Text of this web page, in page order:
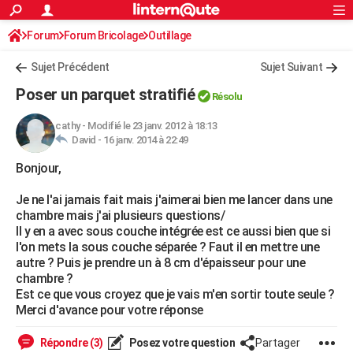
ACTUALITÉS
Politique
Société
Faits Divers
Education
Monde
Villes
+
FINANCE
Retraite
Impôts
Epargne
Immobilier
Risques naturels par ville
Banque
Assurance
Crédit
AUTO
Essais
Réserver un essai
Citadines
Berlines
SUV
Forum auto
+HIGH-TECH
Mobiles
Meilleur smartphone
Internet
Ordinateurs
Jeux vidéo
Guide high-tech
+BRICOLAGE
Forum
Aménagement intérieur
Extérieur
Cuisine
Salle de bains
Jardinage
Rangement
WEEK-END
Guides de France
Escapades
Patrimoine
Expositions
Musées
Week-end nature
LIFESTYLE
Art de vivre
Bien-être
Loisirs
ModeModes de vie
SANTE
Alimentation
Guide de la santé
Maladies
Médicaments
Sommeil
VOYAGE
S'inscrire
Connexion
Forum Forum Bricolage Outillage
Sujet Précédent Sujet Suivant
Poser un parquet stratifié Résolu
cathy- Modifié le 23 janv. 2012 à 18:13
David - 16 janv. 2014 à 22:49
Bonjour,
Je ne l'ai jamais fait mais j'aimerai bien me lancer dans une
chambre mais j'ai plusieurs questions/
Il y en a avec sous couche intégrée est ce aussi bien que si
l'on mets la sous couche séparée ? Faut il en mettre une
autre ? Puis je prendre un à 8 cm d'épaisseur pour une
chambre ?
Est ce que vous croyez que je vais m'en sortir toute seule ?
Merci d'avance pour votre réponse
Répondre (3) Posez votre question Partager